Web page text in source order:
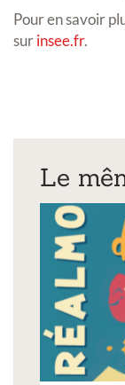
Pour en savoir
surinsee.fr.
Le